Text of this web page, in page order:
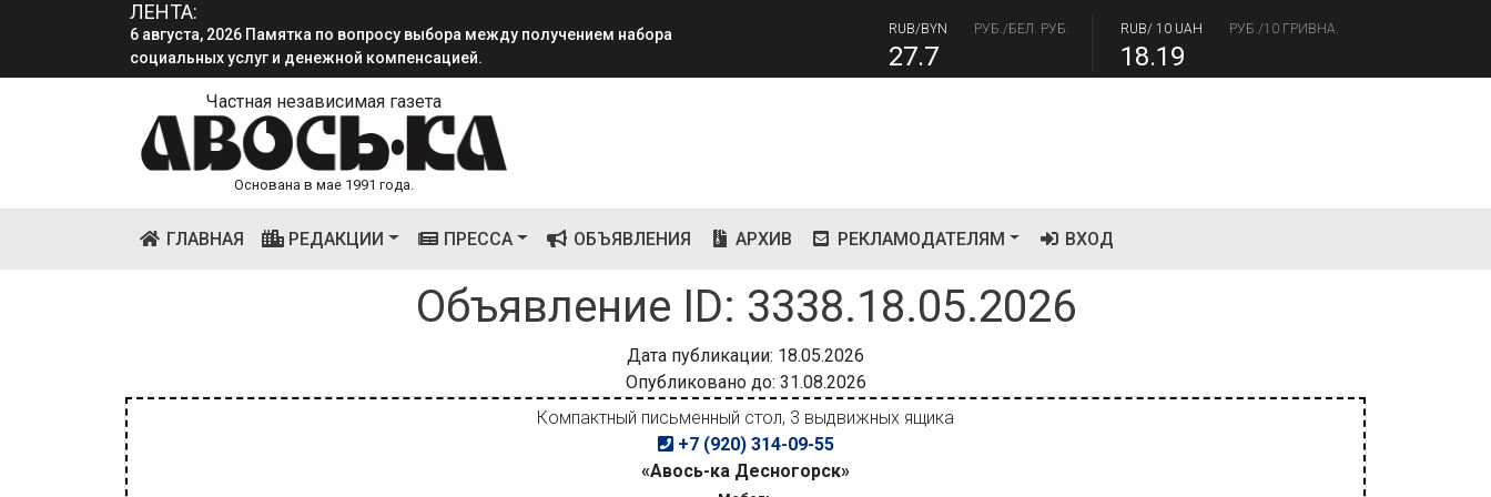
ЛЕНТА:
6 августа, 2026 Памятка по вопросу выбора между получением набора
социальных услуг и денежной компенсацией.
RUB/BYN РУБ./БЕЛ. РУБ.
27.7
RUB/ 10 UAH РУБ./10 ГРИВНА.
18.19
Частная независимая газета
Основана в мае 1991 года.
ГЛАВНАЯ(CURRENT)РЕДАКЦИИ ПРЕССА ОБЪЯВЛЕНИЯ АРХИВ РЕКЛАМОДАТЕЛЯМ ВХОД
Объявление ID: 3338.18.05.2026
Дата публикации: 18.05.2026
Опубликовано до: 31.08.2026
Компактный письменный стол, 3 выдвижных ящика
+7 (920) 314-09-55
«Авось-ка Десногорск»